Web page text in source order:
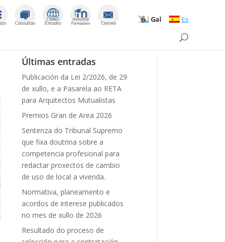
Gal Es
Últimas entradas
Publicación da Lei 2/2026, de 29
de xullo, e a Pasarela ao RETA
para Arquitectos Mutualistas
Premios Gran de Area 2026
Sentenza do Tribunal Supremo
que fixa doutrina sobre a
competencia profesional para
redactar proxectos de cambio
de uso de local a vivenda.
Normativa, planeamento e
acordos de interese publicados
no mes de xullo de 2026
Resultado do proceso de